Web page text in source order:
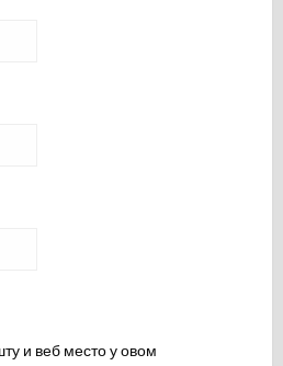
и веб место у овом